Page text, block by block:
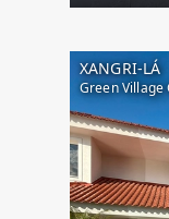
XANGRI-LÁ
Green Village